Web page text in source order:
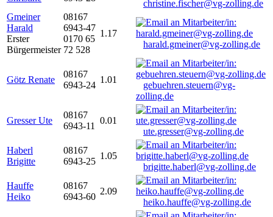
christine.fischer@vg-zolling.de
Gmeiner
Harald
Erster
Bürgermeister
08167
6943-47
0170 65
72 528
1.17
harald.gmeiner@vg-zolling.de
Götz Renate
08167
6943-24
1.01
gebuehren.steuern@vg-
zolling.de
Gresser Ute
08167
6943-11
0.01
ute.gresser@vg-zolling.de
Haberl
Brigitte
08167
6943-25
1.05
brigitte.haberl@vg-zolling.de
Hauffe
Heiko
08167
6943-60
2.09
heiko.hauffe@vg-zolling.de